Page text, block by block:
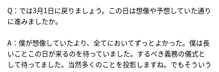
Q：では3月1日に戻りましょう。この日は想像や予想していた通り
に進みましたか。
A：僕が想像していたより、全てにおいてずっとよかった。僕は長
いことこの日が来るのを待っていました。するべき義務の儀式と
して待ってました。当然多くのことを投影しますね。でもそういう